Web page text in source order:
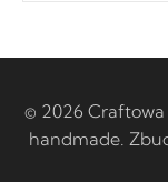
© 2026 Craftowa
handmade.